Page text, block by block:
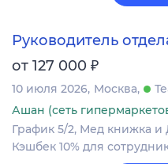
Руководитель
от 127 000 ₽
10 июля 2026 Москва
Ашан (сеть
График 5/2, Мед книжка и
Кэшбек 10% для